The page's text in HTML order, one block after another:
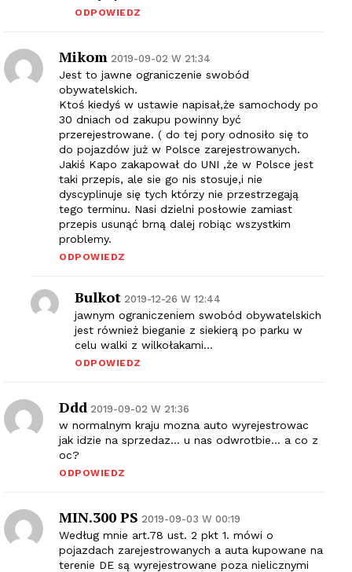
ODPOWIEDZ
Mikom 2019-09-02 W 21:34
Jest to jawne ograniczenie swobód
obywatelskich.
Ktoś kiedyś w ustawie napisał,że samochody po
30 dniach od zakupu powinny być
przerejestrowane. ( do tej pory odnosiło się to
do pojazdów już w Polsce zarejestrowanych.
Jakiś Kapo zakapował do UNI ,że w Polsce jest
taki przepis, ale sie go nis stosuje,i nie
dyscyplinuje się tych którzy nie przestrzegają
tego terminu. Nasi dzielni posłowie zamiast
przepis usunąć brną dalej robiąc wszystkim
problemy.
ODPOWIEDZ
Bulkot 2019-12-26 W 12:44
jawnym ograniczeniem swobód obywatelskich
jest również bieganie z siekierą po parku w
celu walki z wilkołakami…
ODPOWIEDZ
Ddd 2019-09-02 W 21:36
w normalnym kraju mozna auto wyrejestrowac
jak idzie na sprzedaz… u nas odwrotbie… a co z
oc?
ODPOWIEDZ
MIN.300 PS 2019-09-03 W 00:19
Według mnie art.78 ust. 2 pkt 1. mówi o
pojazdach zarejestrowanych a auta kupowane na
terenie DE są wyrejestrowane poza nielicznymi